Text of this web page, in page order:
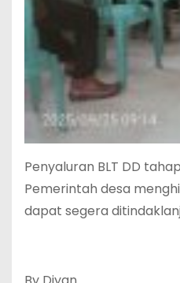
Penyaluran BLT DD
Pemerintah desa
dapat segera